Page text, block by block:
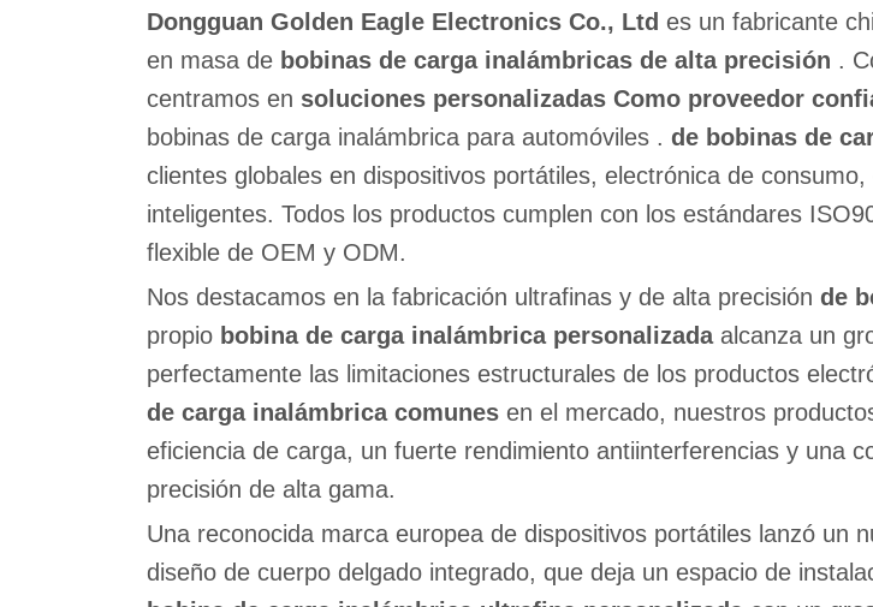
Dongguan Golden Eagle Electronics Co., Ltd es un fabricante
en masa de bobinas de carga inalámbricas de alta precisión .
centramos en soluciones personalizadas Como proveedor
bobinas de carga inalámbrica para automóviles . de bobinas de
clientes globales en dispositivos portátiles, electrónica de
inteligentes. Todos los productos cumplen con los estándares
flexible de OEM y ODM.
Nos destacamos en la fabricación ultrafinas y de alta precisión de
propio bobina de carga inalámbrica personalizada alcanza un
perfectamente las limitaciones estructurales de los productos
de carga inalámbrica comunes en el mercado, nuestros
eficiencia de carga, un fuerte rendimiento antiinterferencias y una
precisión de alta gama.
Una reconocida marca europea de dispositivos portátiles lanzó un
diseño de cuerpo delgado integrado, que deja un espacio de